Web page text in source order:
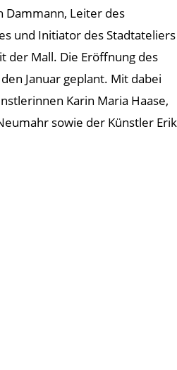
Dammann, Leiter des
und Initiator des Stadtateliers
der Mall. Die Eröffnung des
Januar geplant. Mit dabei
Karin Maria Haase,
sowie der Künstler Erik